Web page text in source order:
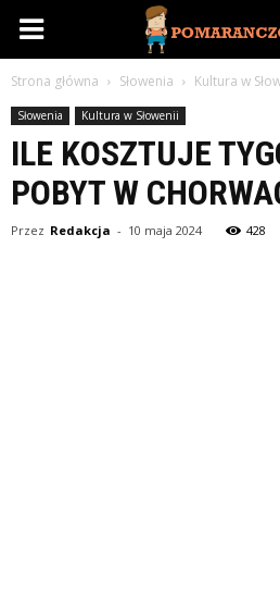
Pomaranczowe.pl
Strona główna Słowenia Kultura w
Słowenia Kultura w Słowenii
ILE KOSZTUJE
POBYT W
Przez Redakcja - 10 maja 2024 428